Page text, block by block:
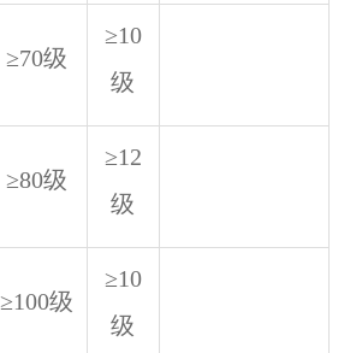
≥70级
≥10
级
≥80级
≥12
级
≥100级
≥10
级